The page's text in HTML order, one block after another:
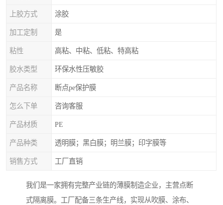
上胶方式 涂胶
加工定制 是
粘性 高粘、中粘、低粘、特高粘
胶水类型 环保水性压敏胶
产品名称 断点pe保护膜
怎么下单 咨询客服
产品材质 PE
产品种类 透明膜；黑白膜；明兰膜；印字膜等
销售方式 工厂直销
我们是一家拥有完整产业链的薄膜制造企业，主营点断
式隔离膜。工厂配备三条生产线，实现从吹膜、涂布、